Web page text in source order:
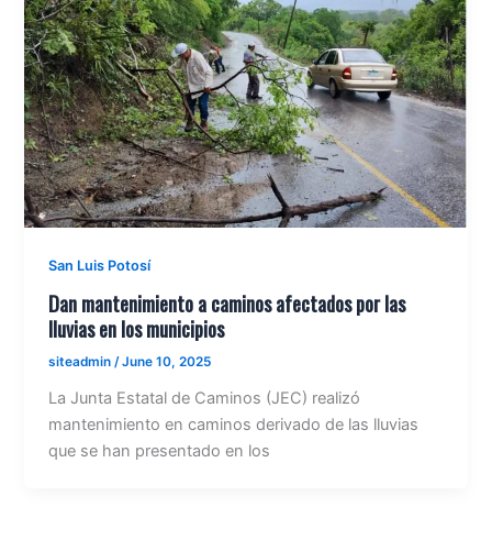
San Luis Potosí
Dan mantenimiento a caminos afectados por las
lluvias en los municipios
siteadmin/June 10, 2025
La Junta Estatal de Caminos (JEC) realizó
mantenimiento en caminos derivado de las lluvias
que se han presentado en los